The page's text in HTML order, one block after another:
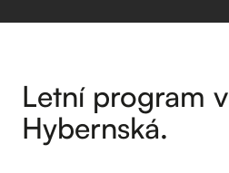
Letní program
Hybernská.